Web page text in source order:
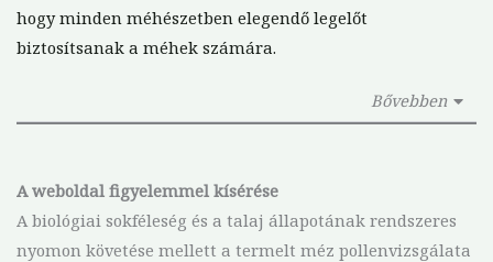
hogy minden méhészetben elegendő legelőt
biztosítsanak a méhek számára.
Bővebben
A weboldal figyelemmel kísérése
A biológiai sokféleség és a talaj állapotának rendszeres
nyomon követése mellett a termelt méz pollenvizsgálata